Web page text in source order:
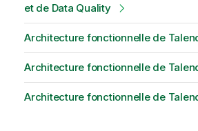
et de Data Quality
Architecture fonctionnelle de
Architecture fonctionnelle de
Architecture fonctionnelle de